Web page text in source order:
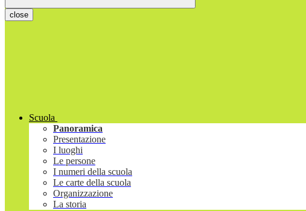
close
Scuola
Panoramica
Presentazione
I luoghi
Le persone
I numeri della scuola
Le carte della scuola
Organizzazione
La storia